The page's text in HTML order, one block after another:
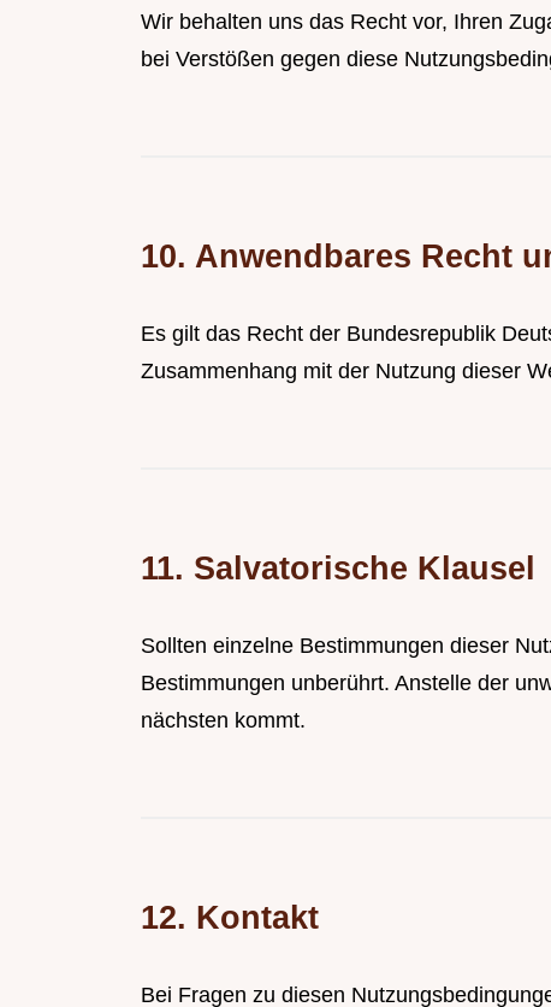
Wir behalten uns das Recht vor, Ihren
bei Verstößen gegen diese
10. Anwendbares Recht
Es gilt das Recht der Bundesrepublik
Zusammenhang mit der Nutzung dieser
11. Salvatorische Klausel
Sollten einzelne Bestimmungen dieser
Bestimmungen unberührt. Anstelle der
nächsten kommt.
12. Kontakt
Bei Fragen zu diesen